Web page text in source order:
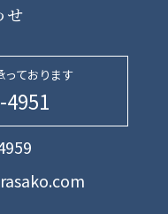
せ
っております
4951